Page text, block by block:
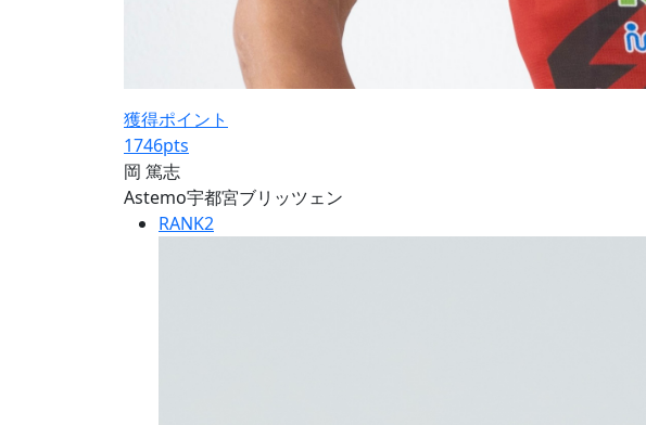
獲得ポイント
1746pts
岡 篤志
Astemo宇都宮ブリッツェン
RANK2